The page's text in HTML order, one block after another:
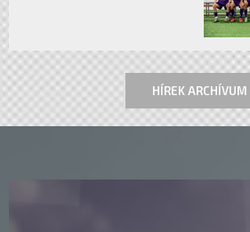
HÍREK ARCHÍVUM